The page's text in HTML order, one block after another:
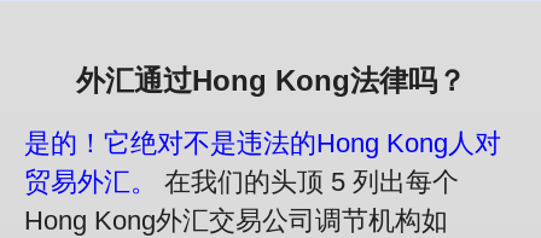
外汇通过Hong Kong法律吗？
是的！它绝对不是违法的Hong Kong人对
贸易外汇。
在我们的头顶 5 列出每个
Hong Kong外汇交易公司调节机构如